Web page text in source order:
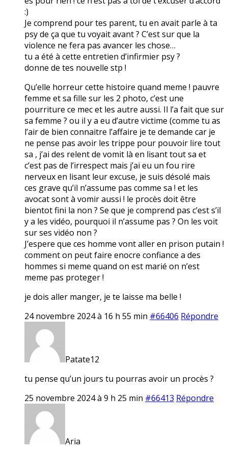
:)
Je comprend pour tes parent, tu en avait parle à ta
psy de ça que tu voyait avant ? C’est sur que la
violence ne fera pas avancer les chose…
tu a été à cette entretien d’infirmier psy ?
donne de tes nouvelle stp !
Qu’elle horreur cette histoire quand meme ! pauvre
femme et sa fille sur les 2 photo, c’est une
pourriture ce mec et les autre aussi. Il l’a fait que sur
sa femme ? ou il y a eu d’autre victime (comme tu as
l’air de bien connaitre l’affaire je te demande car je
ne pense pas avoir les trippe pour pouvoir lire tout
sa , j’ai des relent de vomit là en lisant tout sa et
c’est pas de l’irrespect mais j’ai eu un fou rire
nerveux en lisant leur excuse, je suis désolé mais
ces grave qu’il n’assume pas comme sa ! et les
avocat sont à vomir aussi ! le procès doit être
bientot fini la non ? Se que je comprend pas c’est s’il
y a les vidéo, pourquoi il n’assume pas ? On les voit
sur ses vidéo non ?
J’espere que ces homme vont aller en prison putain !
comment on peut faire enocre confiance a des
hommes si meme quand on est marié on n’est
meme pas proteger !
je dois aller manger, je te laisse ma belle !
24 novembre 2024 à 16 h 55 min #66406 Répondre
Patate12
tu pense qu’un jours tu pourras avoir un procès ?
25 novembre 2024 à 9 h 25 min #66413 Répondre
Aria